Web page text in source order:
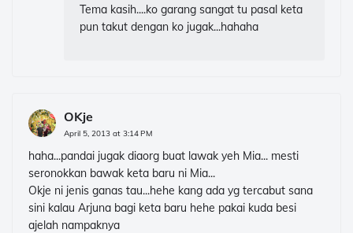
Tema kasih....ko garang sangat tu pasal keta
pun takut dengan ko jugak...hahaha
OKje
April 5, 2013 at 3:14 PM
haha...pandai jugak diaorg buat lawak yeh Mia... mesti
seronokkan bawak keta baru ni Mia...
Okje ni jenis ganas tau...hehe kang ada yg tercabut sana
sini kalau Arjuna bagi keta baru hehe pakai kuda besi
ajelah nampaknya